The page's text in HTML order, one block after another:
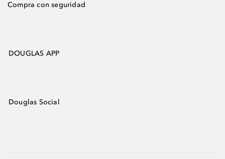
Compra con seguridad
DOUGLAS APP
Douglas Social